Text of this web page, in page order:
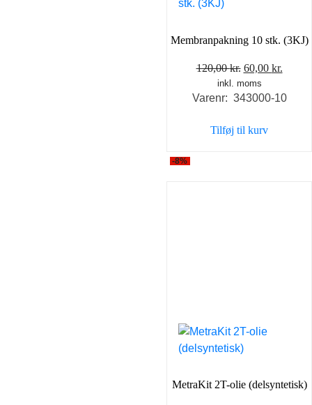
Membranpakning 10 stk. (3KJ)
120,00kr. Den
oprindelige
pris
120,00 kr..
60,00 kr.
pris
inkl. moms
Varenr: 343000-10
Tilføj til kurv
-8%
MetraKit 2T-olie (delsyntetisk)